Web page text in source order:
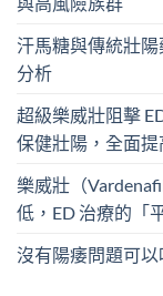
汗馬糖與傳統壯
分析
超級樂威壯阻擊
保健壯陽，全面提
樂威壯（
低，ED 治療的「
沒有陽痿問題可